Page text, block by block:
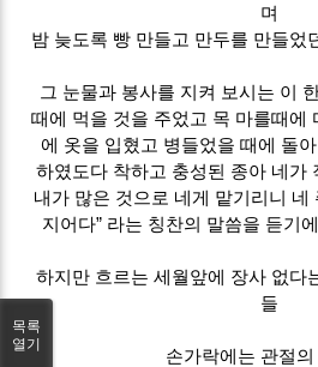
며
밤 늦도록 빵 만들고 만두를 만들었
그 눈물과 봉사를 지켜 보시는 이
때에 먹을 것을 주었고 목 마를때에
에 옷을 입혔고 병들었을 때에 돌
하였도다 착하고 충성된 종아 네가
내가 많은 것으로 네게 맡기리니 네
지어다” 라는 칭찬의 말씀을 듣기
하지만 흐르는 세월앞에 장사 없다
들
손가락에는 관절의
목록
열기